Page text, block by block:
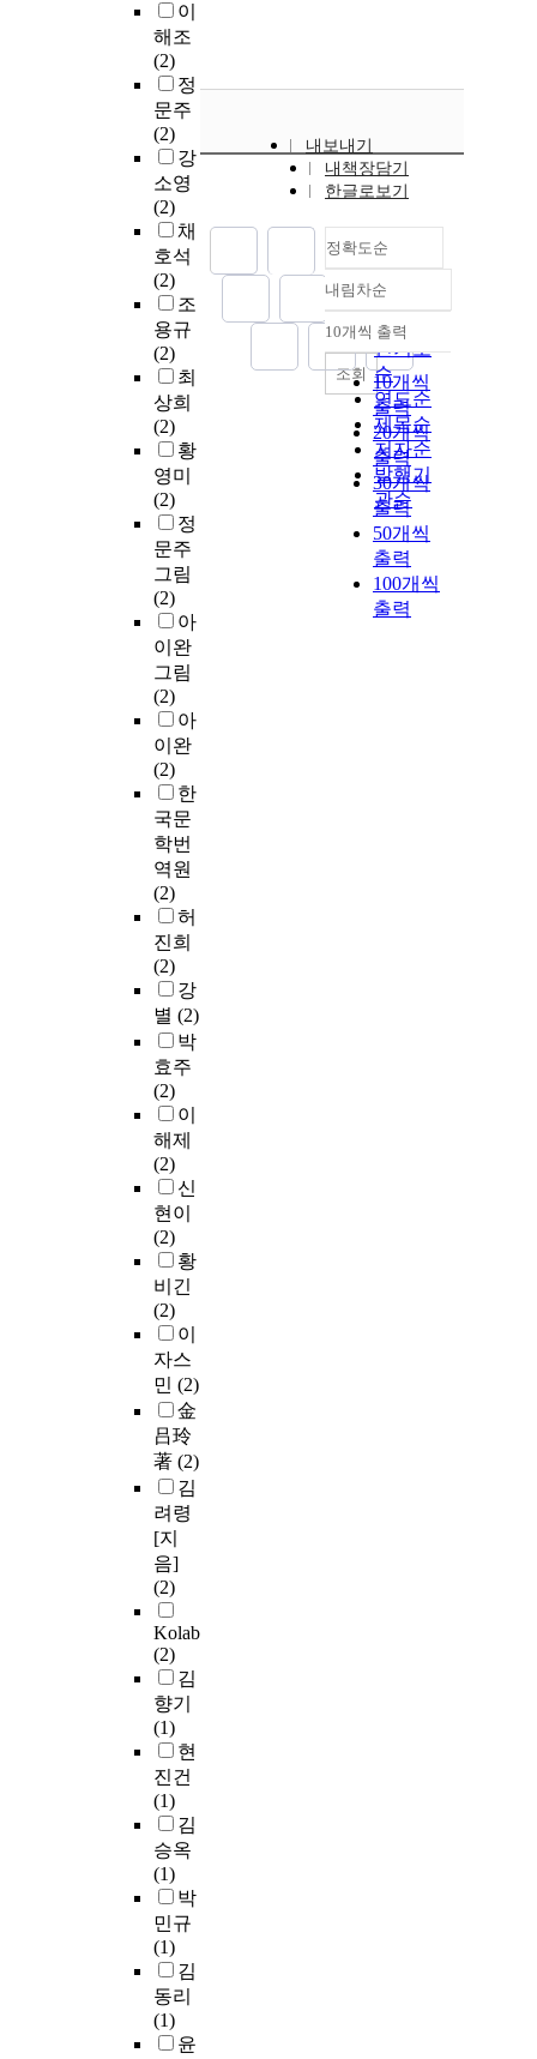
이
해조
(2)
정
문주
(2)
강
소영
(2)
채
호석
(2)
조
용규
(2)
최
상희
(2)
황
영미
(2)
정
문주
그림
(2)
아
이완
그림
(2)
아
이완
(2)
한
국문
학번
역원
(2)
허
진희
(2)
강
별 (2)
박
효주
(2)
이
해제
(2)
신
현이
(2)
황
비긴
(2)
이
자스
민 (2)
金
吕玲
著 (2)
김
려령
[지
음]
(2)
Kolab
(2)
김
향기
(1)
현
진건
(1)
김
승옥
(1)
박
민규
(1)
김
동리
(1)
윤
내보내기
내책장담기
한글로보기
정확도순
정확도
순
인기도
순
연도순
제목순
저자순
발행기
관순
내림차순
내림차순
10개씩 출력
10개씩
출력
20개씩
출력
30개씩
출력
50개씩
출력
100개씩
출력
조회